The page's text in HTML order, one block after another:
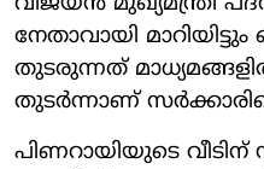
നേതാവായി
തുടരുന്നത്
തുടര്‍ന്നാണ്
പിണറായിയുടെ